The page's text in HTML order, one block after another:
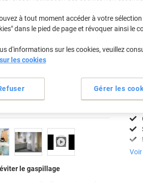
le gaspillage
à tout moment accéder à votre
dans le pied de page et révoquer ainsi le
d'informations sur les cookies, veuillez
les cookies
Gérer les